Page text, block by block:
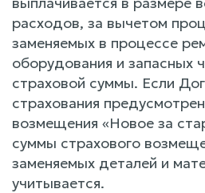
расходов, за вычетом
заменяемых в процессе
оборудования и запасных
страховой суммы. Если
страхования
возмещения «Новое за
суммы страхового
заменяемых деталей и
учитывается.